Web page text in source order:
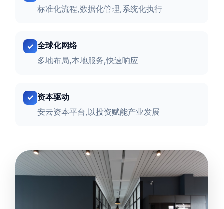
标准化流程,数据化管理,系统化执行
全球化网络
多地布局,本地服务,快速响应
资本驱动
安云资本平台,以投资赋能产业发展